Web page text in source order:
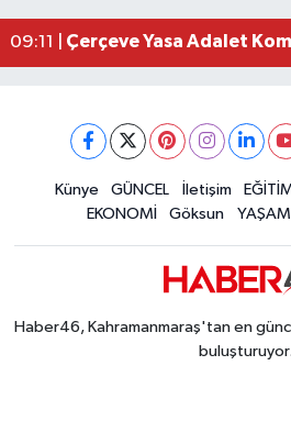
09:11 | Çerçeve Yasa Adalet
09:04 |Kahramanmaraş'taki
Kahramanmaraş'ta
Kahramanmaraş'ta
20:02 |Kahramanmaraş'ta 5
Künye GÜNCEL İletişim
EKONOMİ
Göksun YAŞAM
Haber46, Kahramanmaraş'tan en
buluşturuyor.